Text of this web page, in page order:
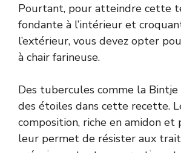
Pourtant, pour atteindre cette
fondante à l’intérieur et
l’extérieur, vous devez opter
à chair farineuse.
Des tubercules comme la Bintje
des étoiles dans cette recette.
composition, riche en amidon et
leur permet de résister aux